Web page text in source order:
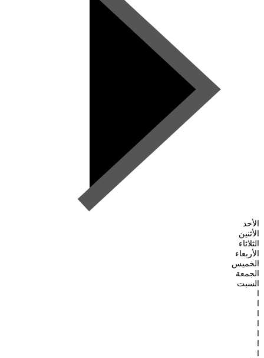
الأحد
الأثنين
الثلاثاء
الأربعاء
الخميس
الجمعة
السبت